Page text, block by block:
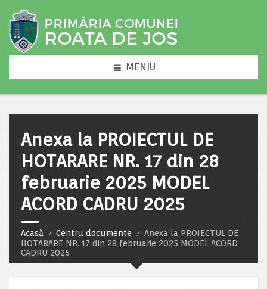
MENIU
Anexa la PROIECTUL DE
HOTARARE NR. 17 din 28
februarie 2025 MODEL
ACORD CADRU 2025
Acasă Centru documente
Anexa la PROIECTUL DE
HOTARARE NR. 17 din 28 februarie 2025 MODEL ACORD
CADRU 2025